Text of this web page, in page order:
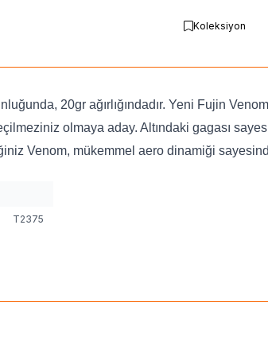
Koleksiyon
20gr ağırlığındadır. Yeni Fujin
olmaya aday. Altındaki gagası
Venom, mükemmel aero dinamiği
T2375